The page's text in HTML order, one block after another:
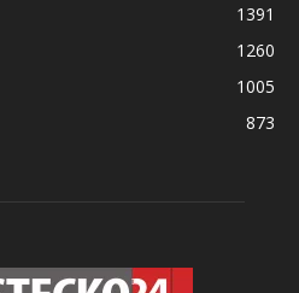
1391
1260
1005
873